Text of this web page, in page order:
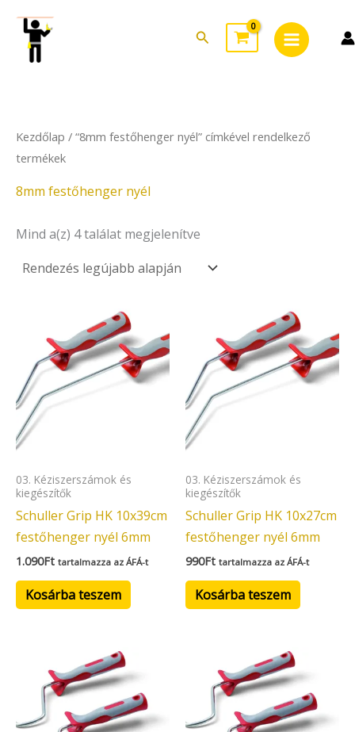
content
Search
Menu
Kezdőlap / “8mm festőhenger nyél” címkével rendelkező
termékek
8mm festőhenger nyél
Mind a(z) 4 találat megjelenítve
latest
03. Kéziszerszámok és
kiegészítők
Schuller Grip HK 10x39cm
festőhenger nyél 6mm
1.090Ft tartalmazza az ÁFÁ-t
Kosárba teszem
03. Kéziszerszámok és
kiegészítők
Schuller Grip HK 10x27cm
festőhenger nyél 6mm
990Ft tartalmazza az ÁFÁ-t
Kosárba teszem